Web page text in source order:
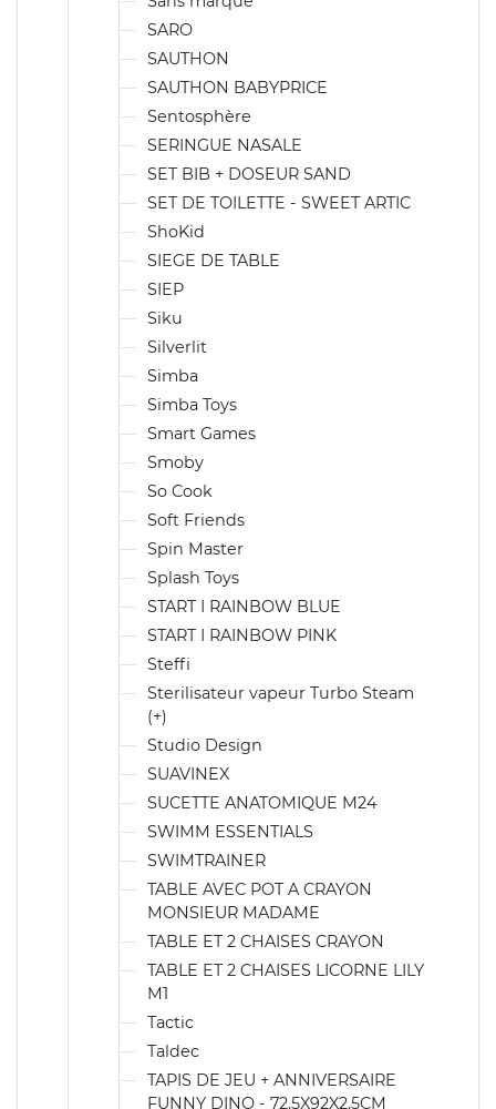
SARO
SAUTHON
SAUTHON BABYPRICE
Sentosphère
SERINGUE NASALE
SET BIB + DOSEUR SAND
SET DE TOILETTE - SWEET ARTIC
ShoKid
SIEGE DE TABLE
SIEP
Siku
Silverlit
Simba
Simba Toys
Smart Games
Smoby
So Cook
Soft Friends
Spin Master
Splash Toys
START I RAINBOW BLUE
START I RAINBOW PINK
Steffi
Sterilisateur vapeur Turbo Steam
(+)
Studio Design
SUAVINEX
SUCETTE ANATOMIQUE M24
SWIMM ESSENTIALS
SWIMTRAINER
TABLE AVEC POT A CRAYON
MONSIEUR MADAME
TABLE ET 2 CHAISES CRAYON
TABLE ET 2 CHAISES LICORNE LILY
M1
Tactic
Taldec
TAPIS DE JEU + ANNIVERSAIRE
FUNNY DINO - 72.5X92X2.5CM